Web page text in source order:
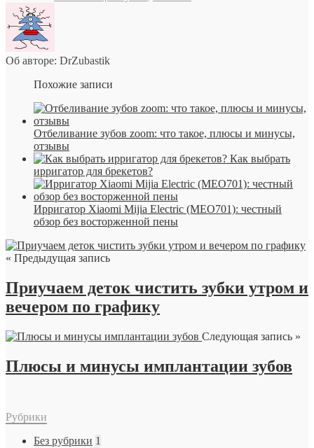
Об авторе: DrZubastik
Похожие записи
Отбеливание зубов zoom: что такое, плюсы и минусы,
отзывы
Как выбрать
ирригатор для брекетов?
Ирригатор Xiaomi Mijia Electric (MEO701): честный
обзор без восторженной пены
« Предыдущая запись
Приучаем деток чистить зубки утром и
вечером по графику
Следующая запись »
Плюсы и минусы имплантации зубов
Рубрики
Без рубрики 1